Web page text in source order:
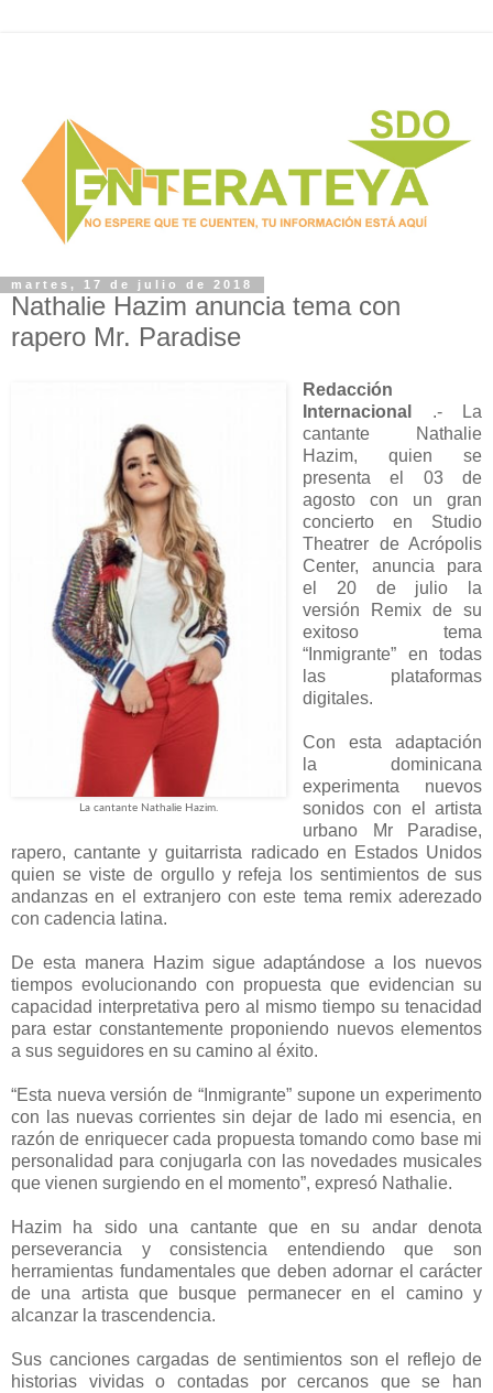
martes, 17 de julio de 2018
Nathalie Hazim anuncia tema con
rapero Mr. Paradise
La cantante Nathalie Hazim.
Redacción
Internacional .- La
cantante Nathalie
Hazim, quien se
presenta el 03 de
agosto con un gran
concierto en Studio
Theatrer de Acrópolis
Center, anuncia para
el 20 de julio la
versión Remix de su
exitoso tema
“Inmigrante” en todas
las plataformas
digitales.
Con esta adaptación
la dominicana
experimenta nuevos
sonidos con el artista
urbano Mr Paradise,
rapero, cantante y guitarrista radicado en Estados Unidos
quien se viste de orgullo y refeja los sentimientos de sus
andanzas en el extranjero con este tema remix aderezado
con cadencia latina.
De esta manera Hazim sigue adaptándose a los nuevos
tiempos evolucionando con propuesta que evidencian su
capacidad interpretativa pero al mismo tiempo su tenacidad
para estar constantemente proponiendo nuevos elementos
a sus seguidores en su camino al éxito.
“Esta nueva versión de “Inmigrante” supone un experimento
con las nuevas corrientes sin dejar de lado mi esencia, en
razón de enriquecer cada propuesta tomando como base mi
personalidad para conjugarla con las novedades musicales
que vienen surgiendo en el momento”, expresó Nathalie.
Hazim ha sido una cantante que en su andar denota
perseverancia y consistencia entendiendo que son
herramientas fundamentales que deben adornar el carácter
de una artista que busque permanecer en el camino y
alcanzar la trascendencia.
Sus canciones cargadas de sentimientos son el reflejo de
historias vividas o contadas por cercanos que se han